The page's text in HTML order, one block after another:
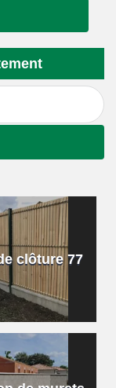
clôture 77